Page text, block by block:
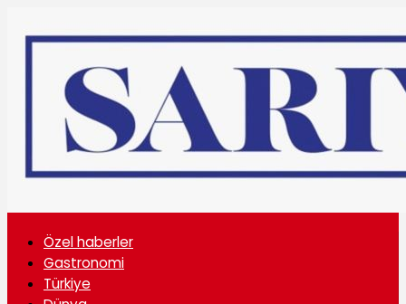
Özel haberler
Gastronomi
Türkiye